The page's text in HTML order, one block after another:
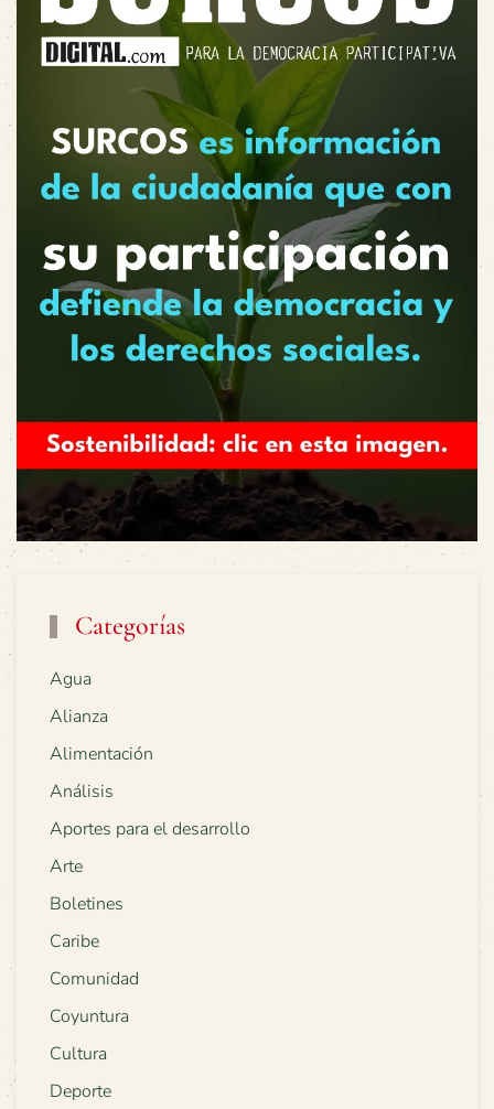
Categorías
Agua
Alianza
Alimentación
Análisis
Aportes para el desarrollo
Arte
Boletines
Caribe
Comunidad
Coyuntura
Cultura
Deporte